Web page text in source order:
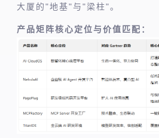
大厦的"地基"与"梁柱"。
产品矩阵核心定位与价值匹配：